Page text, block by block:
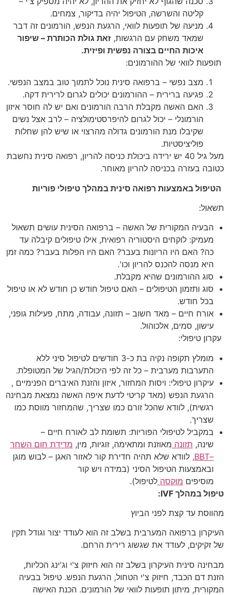
קליטה והשרשה, הטיפול יהיה בדיקור, צמחים.
מניעה של תופעות לוואי, הרגעת הנפש, הורמונים זה דבר
שמאד משחק עם הרגשות, זאת גולת הכותרת – שיפור
איכות החיים בצורה נפשית ופיזית.
תופעות לוואי של ההורמונים:
מצב נפשי – ברפואה סינית נוכל לתמוך טוב במצב הנפשי.
פגיעה ברירית – ההורמונים יכולים לגרום לרירית דקה.
האם האשה מקבלת הרבה הורמונים ואם יש לה חוסר איזון
הורמונלי – יכול לגרום להיפרסטימולציה – לרב אצל נשים
שקיבלו מנת הורמונים גדולה מהרצוי או שיש להן שחלות
פוליציסטיות.
מעל גיל 40 יש ירידה ביכולת כניסה להריון, רפואה סינית נחשבת
כטובה בעזרה בכניסה להריון מאוחר.
הטיפול באמצעות רפואה סינית במהלך טיפולי פוריות
תשאול:
הבעיה המקורית של האשה – ברפואה הסינית עושים תשאול
מעמיק: לוקחים היסטוריה רפואית, אילו טיפולים קיבלה עד
כה? האם היו הריונות בעבר? האם היו הפלות בעבר? כמה זמן
היא מנסה להכנס להריון וכו'.
סוג ההורמונים שהיא מקבלת.
סוג ותזמון הטיפולים – האם טיפול חודש כן חודש לא או טיפול
בכל חודש.
אורח חיים – מאד חשוב – תזונה, עבודה, מתח, פעילות גופני,
עישון, סמים, אלכוהול.
עקרון טיפולי:
מומלץ תקופה נקיה בת כ-3 חודשים לטיפול סיני ללא
התערבות מערבית – כל זה לפי היכולת/הגיל של המטופלת.
עיקרון טיפולי: ויסות המחזור, איזון והזנת האיברים הפנימיים ,
הרגעת הנפש (מאד קריטי לדעת איפה האשה נמצאת מבחינה
רגשית), לוודא שהכל זורם כמו שצריך, שהמחזור מווסת כמו
שצריך.
במקביל לטיפולי הפוריות: תשומת לב לאורח חיים –
שינה, תזונה מאוזנת ומתאימה, זוגיות, מין, מדידת חום השחר
–BBT,
לוודא שלא תהיה חדירת קור לאזור האגן – לבוש מוגן
ובאמצעות הטיפול הסיני (במידה ויש קור
מוסיפים מוקסה לטיפול).
טיפול במהלך IVF
:
מהווסת עד קצת לפני הביוץ
העיקרון ברפואה המערבית בשלב זה הוא לעודד יצור וגודל תקין
של זקיקים, לעודד את שגשוג רירית הרחם.
מבחינה סינית העיקרון בשלב זה הוא חיזוק צ'י וג'ינג הכליות,
הזנת דם הכבד, חיזוק צ'י הטחול, הרגעת הנפש. טיפול בבעיה
המקורית, מיתון תופעות לוואי של הורמונים. הכנת האישה